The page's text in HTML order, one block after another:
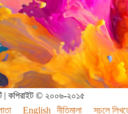
| কপিরাইট © ২০০৬-২০১৫
English নীতিমালা সচলে